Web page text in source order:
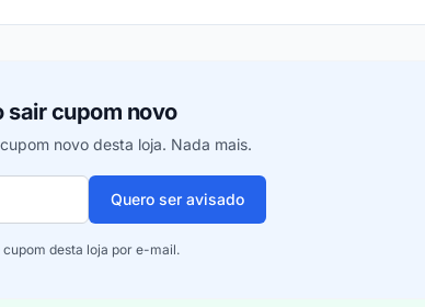
sair cupom novo
novo desta loja. Nada mais.
Quero ser avisado
desta loja por e-mail.